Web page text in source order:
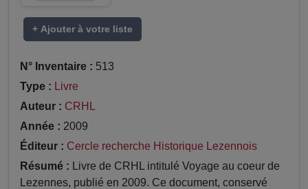
+ Ajouter à votre liste
N° Inventaire : 513
Type : Livre
Auteur : CRHL
Année : 2009
Éditeur : Cercle recherche Historique Lezennois
Résumé : Livre de CRHL intitulé Voyage au coeur de
Lezennes, publié en 2009. Ce document, conservé